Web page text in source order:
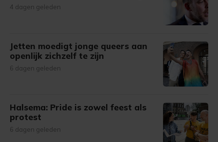
4 dagen geleden
Jetten moedigt jonge queers aan
openlijk zichzelf te zijn
6 dagen geleden
Halsema: Pride is zowel feest als
protest
6 dagen geleden